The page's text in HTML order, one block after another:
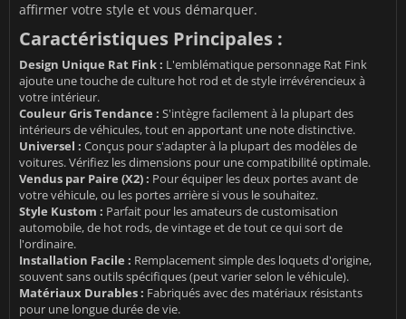
affirmer votre style et vous démarquer.
Caractéristiques Principales :
Design Unique Rat Fink : L'emblématique personnage Rat Fink
ajoute une touche de culture hot rod et de style irrévérencieux à
votre intérieur.
Couleur Gris Tendance : S'intègre facilement à la plupart des
intérieurs de véhicules, tout en apportant une note distinctive.
Universel : Conçus pour s'adapter à la plupart des modèles de
voitures. Vérifiez les dimensions pour une compatibilité optimale.
Vendus par Paire (X2) : Pour équiper les deux portes avant de
votre véhicule, ou les portes arrière si vous le souhaitez.
Style Kustom : Parfait pour les amateurs de customisation
automobile, de hot rods, de vintage et de tout ce qui sort de
l'ordinaire.
Installation Facile : Remplacement simple des loquets d'origine,
souvent sans outils spécifiques (peut varier selon le véhicule).
Matériaux Durables : Fabriqués avec des matériaux résistants
pour une longue durée de vie.